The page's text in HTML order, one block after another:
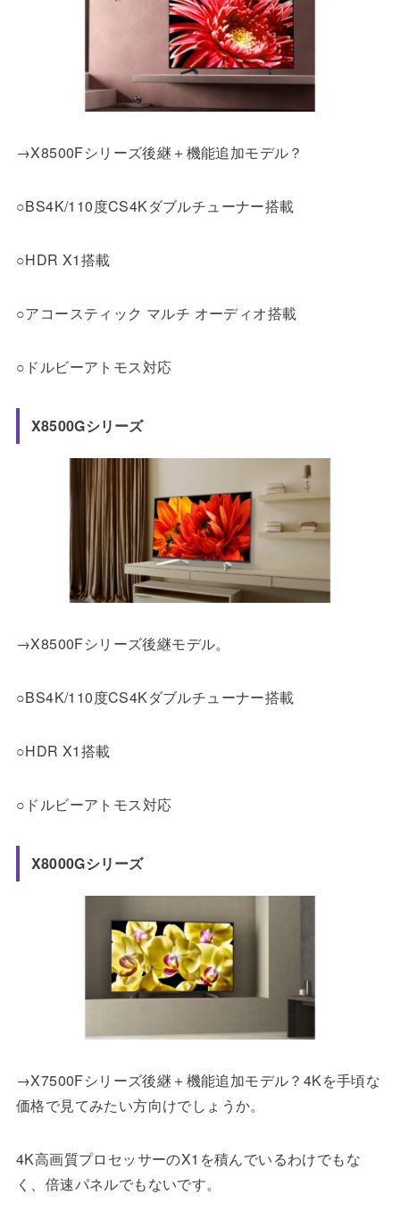
→X8500Fシリーズ後継＋機能追加モデル？
○BS4K/110度CS4Kダブルチューナー搭載
○HDR X1搭載
○アコースティック マルチ オーディオ搭載
○ドルビーアトモス対応
X8500Gシリーズ
→X8500Fシリーズ後継モデル。
○BS4K/110度CS4Kダブルチューナー搭載
○HDR X1搭載
○ドルビーアトモス対応
X8000Gシリーズ
→X7500Fシリーズ後継＋機能追加モデル？4Kを手頃な
価格で見てみたい方向けでしょうか。
4K高画質プロセッサーのX1を積んでいるわけでもな
く、倍速パネルでもないです。